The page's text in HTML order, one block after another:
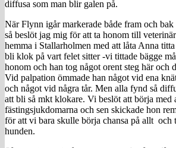
diffusa som man blir galen på.
När Flynn igår markerade både fram och
så beslöt jag mig för att ta honom till
hemma i Stallarholmen med att låta Anna
bli klok på vart felet sitter -vi tittade bägge
honom och han tog något orent steg här och
Vid palpation ömmade han något vid ena
och något vid några tår. Men alla fynd så
att bli så mkt klokare. Vi beslöt att börja med
fästingsjukdomarna och sen skickade hon
för att vi bara skulle börja chansa på allt och
hunden.